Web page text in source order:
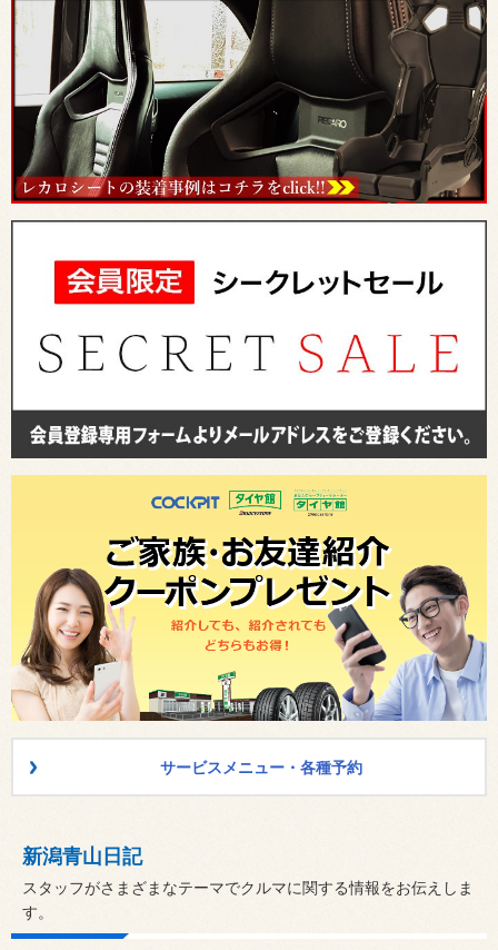
サービスメニュー・各種予約
新潟青山日記
スタッフがさまざまなテーマでクルマに関する情報をお伝えしま
す。